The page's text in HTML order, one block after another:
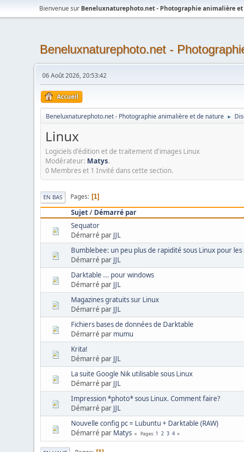
Bienvenue sur Beneluxnaturephoto.net - Photographie animalière
Beneluxnaturephoto.net -
06 Août 2026, 20:53:42
Accueil
Beneluxnaturephoto.net - Photographie animalière et de nature ►
Linux
Logiciels d'édition et de traitement d'images Linux
Modérateur: Matys.
0 Membres et 1 Invité dans cette section.
EN BAS Pages 1
Sujet/ Démarré par
Sequator
Démarré par JJL
Bumblebee: un peu plus de rapidité sous Linux pour
Démarré par JJL
Darktable ... pour windows
Démarré par JJL
Magazines gratuits sur Linux
Démarré par JJL
Fichiers bases de données de Darktable
Démarré par mumu
Krita!
Démarré par JJL
La suite Google Nik utilisable sous Linux
Démarré par JJL
Impression *photo* sous Linux. Comment faire?
Démarré par JJL
Nouvelle config pc = Lubuntu + Darktable (RAW)
Démarré par Matys Pages 1 2 3 4